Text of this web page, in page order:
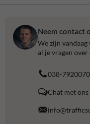
Neem contact
We zijn
al je vragen
038-7920070
Chat met ons